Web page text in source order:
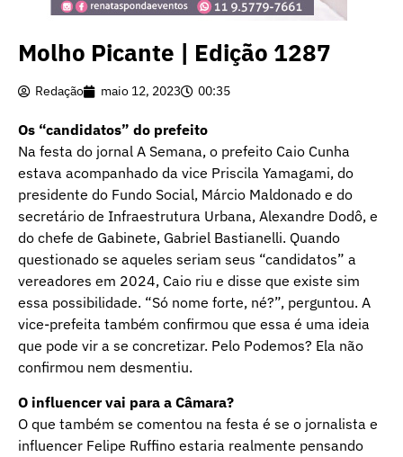
Molho Picante | Edição 1287
Redação maio 12, 2023 00:35
Os “candidatos” do prefeito
Na festa do jornal A Semana, o prefeito Caio Cunha
estava acompanhado da vice Priscila Yamagami, do
presidente do Fundo Social, Márcio Maldonado e do
secretário de Infraestrutura Urbana, Alexandre Dodô, e
do chefe de Gabinete, Gabriel Bastianelli. Quando
questionado se aqueles seriam seus “candidatos” a
vereadores em 2024, Caio riu e disse que existe sim
essa possibilidade. “Só nome forte, né?”, perguntou. A
vice-prefeita também confirmou que essa é uma ideia
que pode vir a se concretizar. Pelo Podemos? Ela não
confirmou nem desmentiu.
O influencer vai para a Câmara?
O que também se comentou na festa é se o jornalista e
influencer Felipe Ruffino estaria realmente pensando